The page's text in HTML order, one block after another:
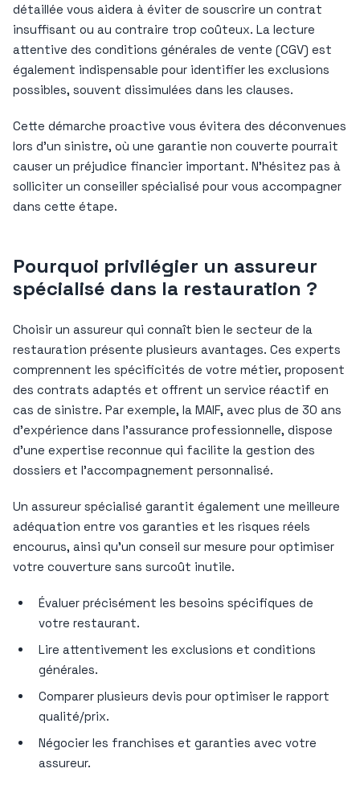
détaillée vous aidera à éviter de souscrire un contrat
insuffisant ou au contraire trop coûteux. La lecture
attentive des conditions générales de vente (CGV) est
également indispensable pour identifier les exclusions
possibles, souvent dissimulées dans les clauses.
Cette démarche proactive vous évitera des déconvenues
lors d’un sinistre, où une garantie non couverte pourrait
causer un préjudice financier important. N’hésitez pas à
solliciter un conseiller spécialisé pour vous accompagner
dans cette étape.
Pourquoi privilégier un assureur
spécialisé dans la restauration ?
Choisir un assureur qui connaît bien le secteur de la
restauration présente plusieurs avantages. Ces experts
comprennent les spécificités de votre métier, proposent
des contrats adaptés et offrent un service réactif en
cas de sinistre. Par exemple, la MAIF, avec plus de 30 ans
d’expérience dans l’assurance professionnelle, dispose
d’une expertise reconnue qui facilite la gestion des
dossiers et l’accompagnement personnalisé.
Un assureur spécialisé garantit également une meilleure
adéquation entre vos garanties et les risques réels
encourus, ainsi qu’un conseil sur mesure pour optimiser
votre couverture sans surcoût inutile.
Évaluer précisément les besoins spécifiques de
votre restaurant.
Lire attentivement les exclusions et conditions
générales.
Comparer plusieurs devis pour optimiser le rapport
qualité/prix.
Négocier les franchises et garanties avec votre
assureur.